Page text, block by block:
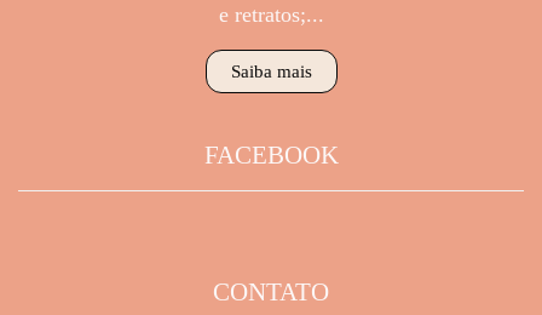
e retratos;...
Saiba mais
FACEBOOK
CONTATO